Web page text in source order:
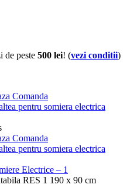
de peste 500 lei! (vezi conditii)
Comanda
pentru somiera electrica
Comanda
pentru somiera electrica
Electrice – 1
RES 1 190 x 90 cm